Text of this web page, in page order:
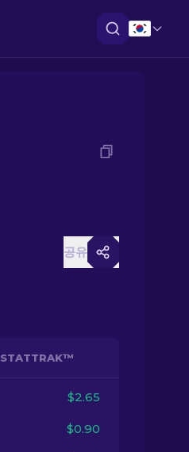
공유
STATTRAK™
$2.65
$0.90